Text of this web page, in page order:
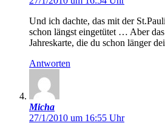
Und ich dachte, das mit der
schon längst eingetütet … Aber
Jahreskarte, die du schon länger
Antworten
Micha
27/1/2010 um 16:55 Uhr